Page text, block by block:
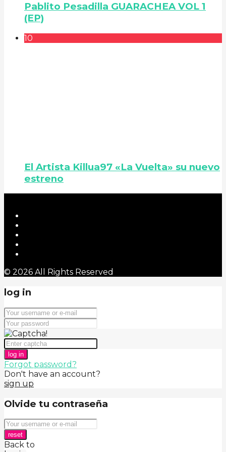
Pablito Pesadilla GUARACHEA VOL 1
(EP)
10
El Artista Killua97 «La Vuelta» su nuevo
estreno
© 2026 All Rights Reserved
log in
log in
Forgot password?
Don't have an account?
sign up
Olvide tu contraseña
reset
Back to